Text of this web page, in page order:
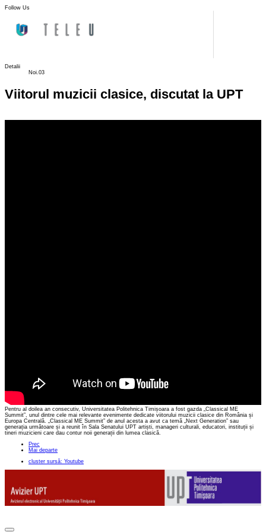
Follow Us
Detalii
Noi.03
Viitorul muzicii clasice, discutat la UPT
Pentru al doilea an consecutiv, Universitatea Politehnica Timișoara a fost gazda „Classical ME
Summit”, unul dintre cele mai relevante evenimente dedicate viitorului muzicii clasice din România și
Europa Centrală. „Classical ME Summit” de anul acesta a avut ca temă „Next Generation” sau
generația următoare și a reunit în Sala Senatului UPT artiști, manageri culturali, educatori, instituții și
tineri muzicieni care dau contur noii generații din lumea clasică.
Prec
Mai departe
cluster sursă: Youtube